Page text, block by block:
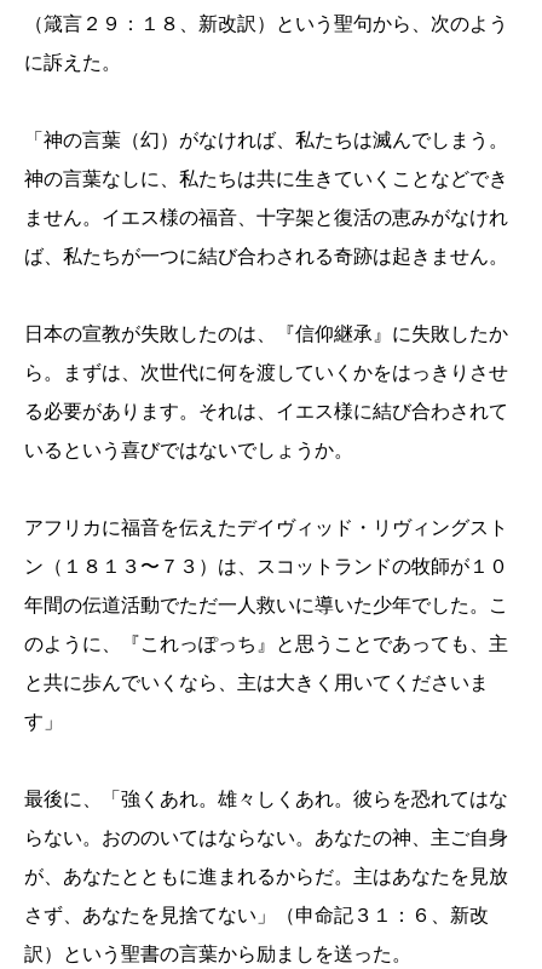
（箴言２９：１８、新改訳）という聖句から、次のよう
に訴えた。
「神の言葉（幻）がなければ、私たちは滅んでしまう。
神の言葉なしに、私たちは共に生きていくことなどでき
ません。イエス様の福音、十字架と復活の恵みがなけれ
ば、私たちが一つに結び合わされる奇跡は起きません。
日本の宣教が失敗したのは、『信仰継承』に失敗したか
ら。まずは、次世代に何を渡していくかをはっきりさせ
る必要があります。それは、イエス様に結び合わされて
いるという喜びではないでしょうか。
アフリカに福音を伝えたデイヴィッド・リヴィングスト
ン（１８１３〜７３）は、スコットランドの牧師が１０
年間の伝道活動でただ一人救いに導いた少年でした。こ
のように、『これっぽっち』と思うことであっても、主
と共に歩んでいくなら、主は大きく用いてくださいま
す」
最後に、「強くあれ。雄々しくあれ。彼らを恐れてはな
らない。おののいてはならない。あなたの神、主ご自身
が、あなたとともに進まれるからだ。主はあなたを見放
さず、あなたを見捨てない」（申命記３１：６、新改
訳）という聖書の言葉から励ましを送った。